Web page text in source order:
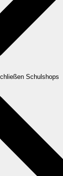
Schulshops